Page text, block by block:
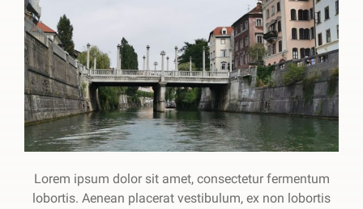
Lorem ipsum dolor sit amet, consectetur fermentum
lobortis. Aenean placerat vestibulum, ex non lobortis